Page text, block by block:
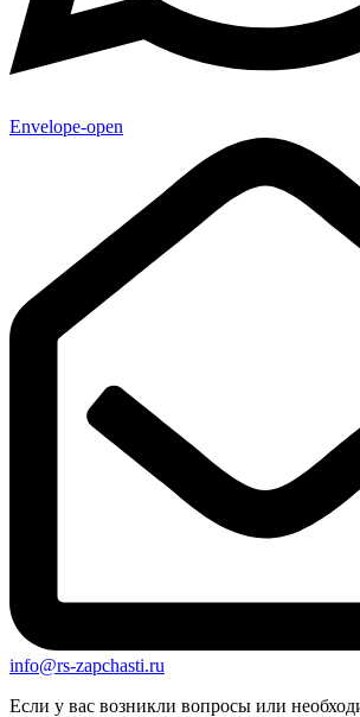
Envelope-open
info@rs-zapchasti.ru
Если у вас возникли вопросы или